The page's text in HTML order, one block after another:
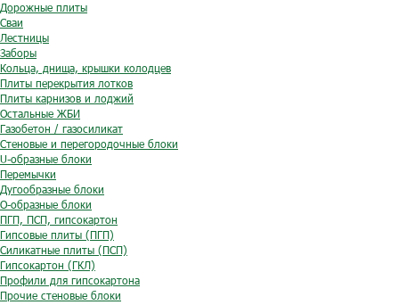
Дорожные плиты
Сваи
Лестницы
Заборы
Кольца, днища, крышки колодцев
Плиты перекрытия лотков
Плиты карнизов и лоджий
Остальные ЖБИ
Газобетон / газосиликат
Стеновые и перегородочные блоки
U-образные блоки
Перемычки
Дугообразные блоки
O-образные блоки
ПГП, ПСП, гипсокартон
Гипсовые плиты (ПГП)
Силикатные плиты (ПСП)
Гипсокартон (ГКЛ)
Профили для гипсокартона
Прочие стеновые блоки